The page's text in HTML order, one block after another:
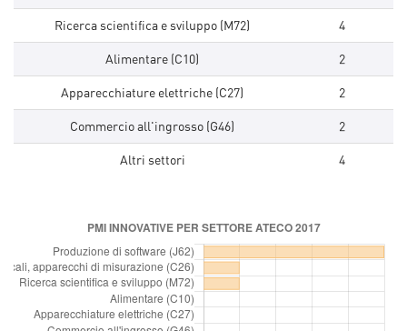
Ricerca scientifica e sviluppo (M72) 4
Alimentare (C10) 2
Apparecchiature elettriche (C27) 2
Commercio all'ingrosso (G46) 2
Altri settori 4